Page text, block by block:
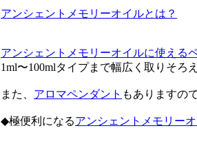
アンシェントメモリーオイルとは？
アンシェントメモリーオイルに使える
1ml〜100mlタイプまで幅広く取りそろ
また、 アロマペンダント もありますの
◆極便利になるアンシェントメモリー